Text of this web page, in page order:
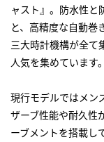
ャスト』。防水性と
と、高精度な自動巻
三大時計機構が全て
人気を集めています。
現行モデルではメン
ザーブ性能や耐久性
ーブメントを搭載し